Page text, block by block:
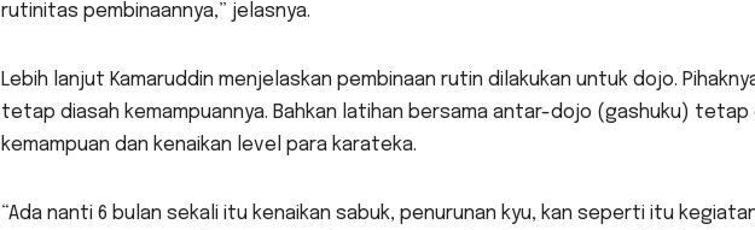
rutinitas pembinaannya,” jelasnya.
Lebih lanjut Kamaruddin menjelaskan pembinaan rutin dilakukan untuk dojo.
tetap diasah kemampuannya. Bahkan latihan bersama antar-dojo (gashuku) tetap
kemampuan dan kenaikan level para karateka.
“Ada nanti 6 bulan sekali itu kenaikan sabuk, penurunan kyu, kan seperti itu